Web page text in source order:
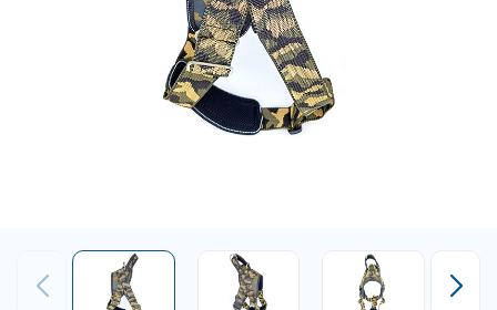
Ankstesnis Tęsti